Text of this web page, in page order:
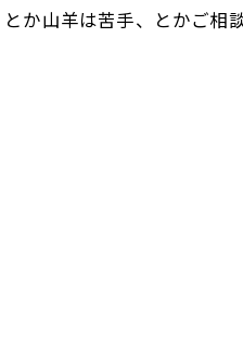
か山羊は苦手、とかご